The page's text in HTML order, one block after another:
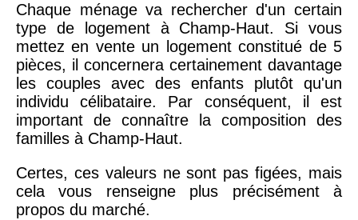
Chaque ménage va rechercher d'un certain
type de logement à Champ-Haut. Si vous
mettez en vente un logement constitué de 5
pièces, il concernera certainement davantage
les couples avec des enfants plutôt qu'un
individu célibataire. Par conséquent, il est
important de connaître la composition des
familles à Champ-Haut.
Certes, ces valeurs ne sont pas figées, mais
cela vous renseigne plus précisément à
propos du marché.